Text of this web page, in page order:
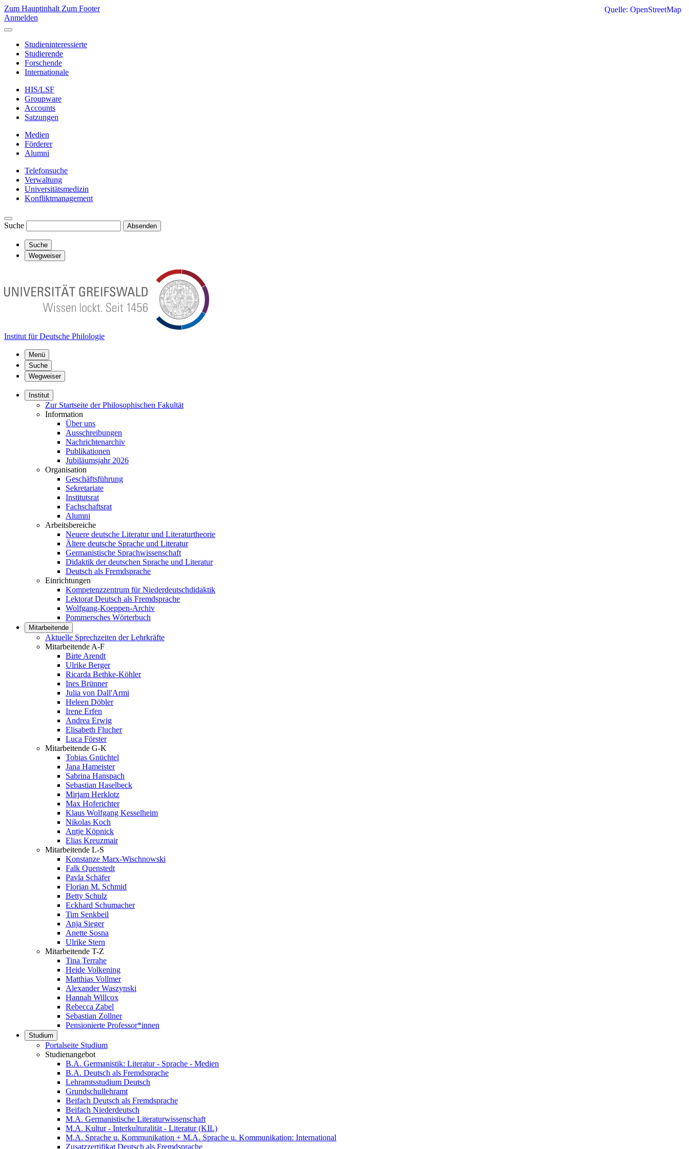
Zum Hauptinhalt Zum Footer
Anmelden
Studieninteressierte
Studierende
Forschende
Internationale
HIS/LSF
Groupware
Accounts
Satzungen
Medien
Förderer
Alumni
Telefonsuche
Verwaltung
Universitätsmedizin
Konfliktmanagement
Suche Absenden
Suche
Wegweiser
Institut für Deutsche Philologie
Menü
Suche
Wegweiser
Institut
Zur Startseite der Philosophischen Fakultät
Information
Über uns
Ausschreibungen
Nachrichtenarchiv
Publikationen
Jubiläumsjahr 2026
Organisation
Geschäftsführung
Sekretariate
Institutsrat
Fachschaftsrat
Alumni
Arbeitsbereiche
Neuere deutsche Literatur und Literaturtheorie
Ältere deutsche Sprache und Literatur
Germanistische Sprachwissenschaft
Didaktik der deutschen Sprache und Literatur
Deutsch als Fremdsprache
Einrichtungen
Kompetenzzentrum für Niederdeutschdidaktik
Lektorat Deutsch als Fremdsprache
Wolfgang-Koeppen-Archiv
Pommersches Wörterbuch
Mitarbeitende
Aktuelle Sprechzeiten der Lehrkräfte
Mitarbeitende A-F
Birte Arendt
Ulrike Berger
Ricarda Bethke-Köhler
Ines Brünner
Julia von Dall'Armi
Heleen Döbler
Irene Erfen
Andrea Erwig
Elisabeth Flucher
Luca Förster
Mitarbeitende G-K
Tobias Gnüchtel
Jana Hameister
Sabrina Hanspach
Sebastian Haselbeck
Mirjam Herklotz
Max Hoferichter
Klaus Wolfgang Kesselheim
Nikolas Koch
Antje Köpnick
Elias Kreuzmair
Mitarbeitende L-S
Konstanze Marx-Wischnowski
Falk Quenstedt
Pavla Schäfer
Florian M. Schmid
Betty Schulz
Eckhard Schumacher
Tim Senkbeil
Anja Sieger
Anette Sosna
Ulrike Stern
Mitarbeitende T-Z
Tina Terrahe
Heide Volkening
Matthias Vollmer
Alexander Waszynski
Hannah Willcox
Rebecca Zabel
Sebastian Zollner
Pensionierte Professor*innen
Studium
Portalseite Studium
Studienangebot
B.A. Germanistik: Literatur - Sprache - Medien
B.A. Deutsch als Fremdsprache
Lehramtsstudium Deutsch
Grundschullehramt
Beifach Deutsch als Fremdsprache
Beifach Niederdeutsch
M.A. Germanistische Literaturwissenschaft
M.A. Kultur - Interkulturalität - Literatur (KIL)
M.A. Sprache u. Kommunikation + M.A. Sprache u. Kommunikation: International
Zusatzzertifikat Deutsch als Fremdsprache
Quelle: OpenStreetMap